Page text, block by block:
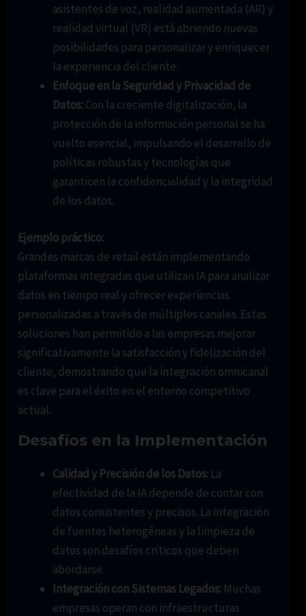
asistentes de voz, realidad aumentada (AR) y
realidad virtual (VR) está abriendo nuevas
posibilidades para personalizar y enriquecer
la experiencia del cliente.
Enfoque en la Seguridad y Privacidad de
Datos:Con la creciente digitalización, la
protección de la información personal se ha
vuelto esencial, impulsando el desarrollo de
políticas robustas y tecnologías que
garanticen la confidencialidad y la integridad
de los datos.
Ejemplo práctico:
Grandes marcas de retail están implementando
plataformas integradas que utilizan IA para analizar
datos en tiempo real y ofrecer experiencias
personalizadas a través de múltiples canales. Estas
soluciones han permitido a las empresas mejorar
significativamente la satisfacción y fidelización del
cliente, demostrando que la integración omnicanal
es clave para el éxito en el entorno competitivo
actual.
Desafíos en la Implementación
Calidad y Precisión de los Datos: La
efectividad de la IA depende de contar con
datos consistentes y precisos. La integración
de fuentes heterogéneas y la limpieza de
datos son desafíos críticos que deben
abordarse.
Integración con Sistemas Legados: Muchas
empresas operan con infraestructuras